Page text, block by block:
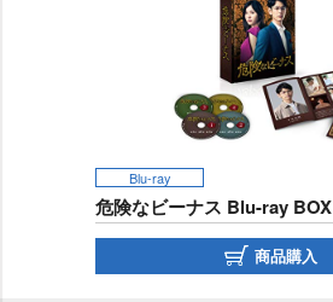
Blu-ray
危険なビーナス Blu-ray BOX
商品購入